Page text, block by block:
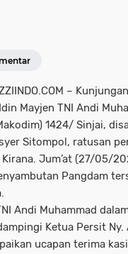
–
Mayjen TNI Andi
1424/ Sinjai,
Sitompol, ratusan
Kirana. Jum’at (27/05/
Pangdam
Andi Muhammad
Ketua Persit Ny.
ucapan terima